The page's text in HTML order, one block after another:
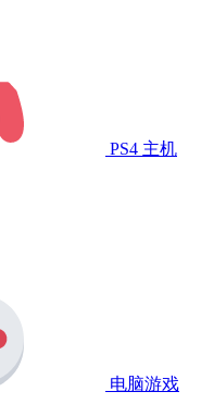
PS4 主机
电脑游戏